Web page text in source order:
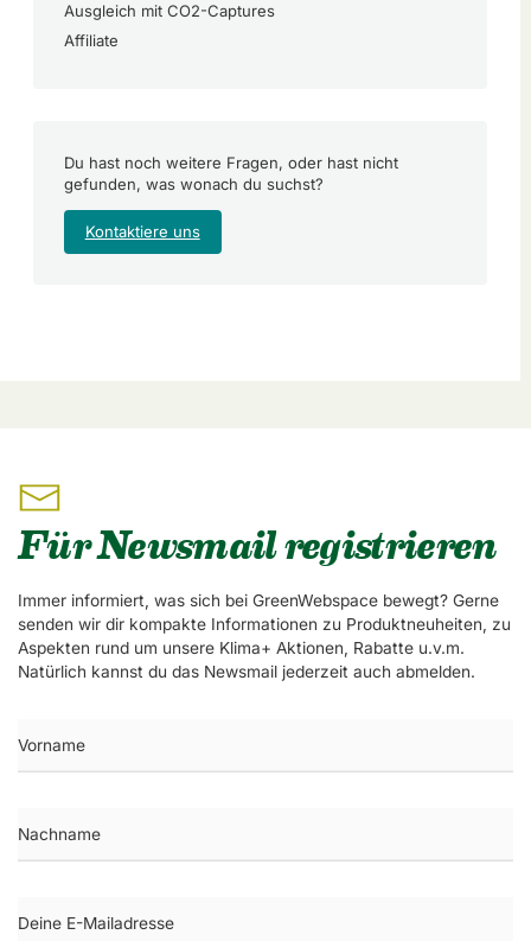
Ausgleich mit CO2-Captures
Affiliate
Du hast noch weitere Fragen, oder hast nicht
gefunden, was wonach du suchst?
Kontaktiere uns
Für Newsmail registrieren
Immer informiert, was sich bei GreenWebspace bewegt? Gerne
senden wir dir kompakte Informationen zu Produktneuheiten, zu
Aspekten rund um unsere Klima+ Aktionen, Rabatte u.v.m.
Natürlich kannst du das Newsmail jederzeit auch abmelden.